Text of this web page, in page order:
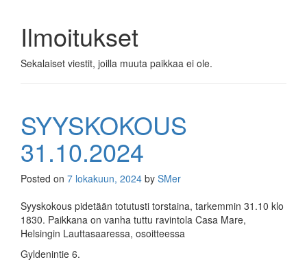
Ilmoitukset
Sekalaiset viestit, joilla muuta paikkaa ei ole.
SYYSKOKOUS
31.10.2024
Posted on 7 lokakuun, 2024 by SMer
Syyskokous pidetään totutusti torstaina, tarkemmin 31.10 klo
1830. Paikkana on vanha tuttu ravintola Casa Mare,
Helsingin Lauttasaaressa, osoitteessa
Gyldenintie 6.